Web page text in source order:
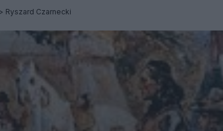
Ryszard Czarnecki